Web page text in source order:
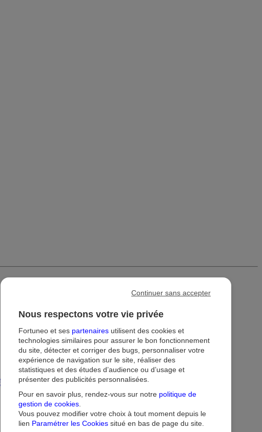
Droit au compte et clients fragiles
Nous respectons votre vie privée
Fortuneo et ses partenaires utilisent des cookies et
technologies similaires pour assurer le bon fonctionnement
du site, détecter et corriger des bugs, personnaliser votre
expérience de navigation sur le site, réaliser des
statistiques et des études d’audience ou d’usage et
présenter des publicités personnalisées.
Pour en savoir plus, rendez-vous sur notre politique de
gestion de cookies
Vous pouvez modifier votre choix à tout moment depuis le
lien Paramétrer les Cookies situé en bas de page du site.
Continuer sans accepter